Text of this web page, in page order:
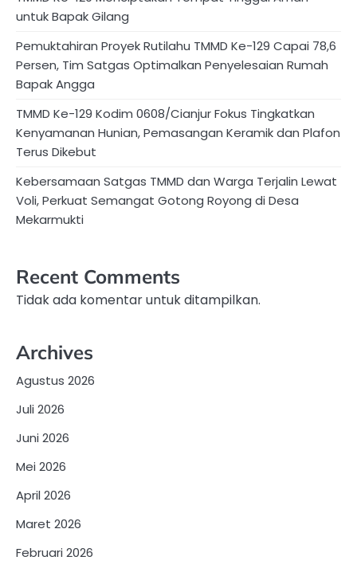
untuk Bapak Gilang
Pemuktahiran Proyek Rutilahu TMMD Ke-129 Capai 78,6
Persen, Tim Satgas Optimalkan Penyelesaian Rumah
Bapak Angga
TMMD Ke-129 Kodim 0608/Cianjur Fokus Tingkatkan
Kenyamanan Hunian, Pemasangan Keramik dan Plafon
Terus Dikebut
Kebersamaan Satgas TMMD dan Warga Terjalin Lewat
Voli, Perkuat Semangat Gotong Royong di Desa
Mekarmukti
Recent Comments
Tidak ada komentar untuk ditampilkan.
Archives
Agustus 2026
Juli 2026
Juni 2026
Mei 2026
April 2026
Maret 2026
Februari 2026